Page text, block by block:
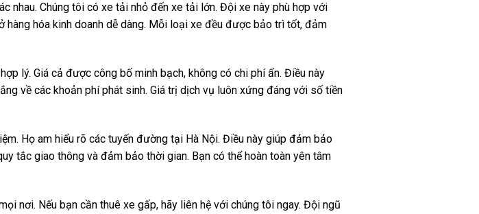
nhau. Chúng tôi có xe tải nhỏ đến xe tải lớn. Đội xe này phù hợp với
hàng hóa kinh doanh dễ dàng. Mỗi loại xe đều được bảo trì tốt, đảm
lý. Giá cả được công bố minh bạch, không có chi phí ẩn. Điều này
về các khoản phí phát sinh. Giá trị dịch vụ luôn xứng đáng với số tiền
Họ am hiểu rõ các tuyến đường tại Hà Nội. Điều này giúp đảm bảo
tắc giao thông và đảm bảo thời gian. Bạn có thể hoàn toàn yên tâm
nơi. Nếu bạn cần thuê xe gấp, hãy liên hệ với chúng tôi ngay. Đội ngũ